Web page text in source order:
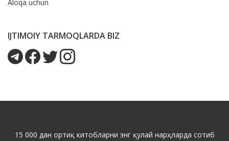
Aloqa uchun
IJTIMOIY TARMOQLARDA BIZ
15 000 дан ортиқ китобларни энг қулай нарҳларда сотиб